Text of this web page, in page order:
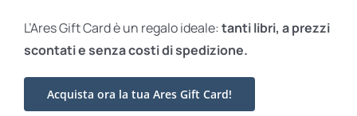
L’Ares Gift Card è un regalo ideale: tanti libri, a prezzi
scontati esenza costi di spedizione.
Acquista ora la tua Ares Gift Card!